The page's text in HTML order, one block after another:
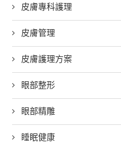
皮膚專科護理
皮膚管理
皮膚護理方案
眼部整形
眼部精雕
睡眠健康